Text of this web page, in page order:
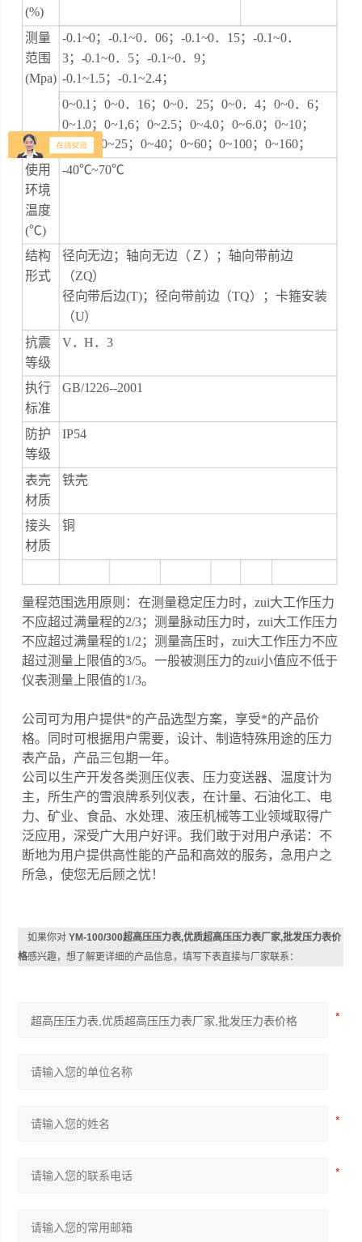
(%)
测量
范围
(Mpa)
-0.1~0；-0.1~0．06；-0.1~0．15；-0.1~0．
3；-0.1~0．5；-0.1~0．9；
-0.1~1.5；-0.1~2.4；
0~0.1；0~0．16；0~0．25；0~0．4；0~0．6；
0~1.0；0~1,6；0~2.5；0~4.0；0~6.0；0~10；
0~16；0~25；0~40；0~60；0~100；0~160；
使用
环境
温度
(℃)
-40℃~70℃
结构
形式
径向无边；轴向无边（Ｚ）；轴向带前边
（ZQ）
径向带后边(T)；径向带前边（TQ）；卡箍安装
（U）
抗震
等级
V．H．3
执行
标准
GB/1226--2001
防护
等级
IP54
表壳
材质
铁壳
接头
材质
铜
量程范围选用原则：在测量稳定压力时，zui大工作压力
不应超过满量程的2/3；测量脉动压力时，zui大工作压力
不应超过满量程的1/2；测量高压时，zui大工作压力不应
超过测量上限值的3/5。一般被测压力的zui小值应不低于
仪表测量上限值的1/3。
公司可为用户提供*的产品选型方案，享受*的产品价
格。同时可根据用户需要，设计、制造特殊用途的压力
表产品，产品三包期一年。
公司以生产开发各类测压仪表、压力变送器、温度计为
主，所生产的雪浪牌系列仪表，在计量、石油化工、电
力、矿业、食品、水处理、液压机械等工业领域取得广
泛应用，深受广大用户好评。我们敢于对用户承诺：不
断地为用户提供高性能的产品和高效的服务，急用户之
所急，使您无后顾之忧！
如果你对YM-100/300超高压压力表,优质超高压压力表厂家,批发压力表价
格感兴趣，想了解更详细的产品信息，填写下表直接与厂家联系：